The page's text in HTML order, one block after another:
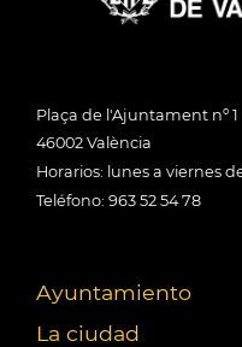
Plaça de l'Ajuntament nº 1
46002 València
Horarios: lunes a viernes
Teléfono: 963 52 54 78
Ayuntamiento
La ciudad